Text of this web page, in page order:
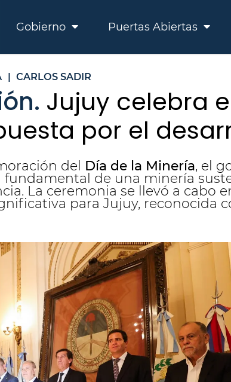
Gobierno Puertas Abiertas
| CARLOS SADIR
Jujuy celebra
por el
del Día de la Minería, el
de una minería
La ceremonia se llevó a cabo
para Jujuy, reconocida